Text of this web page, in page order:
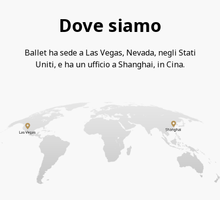
Dove siamo
Ballet ha sede a Las Vegas, Nevada, negli Stati
Uniti, e ha un ufficio a Shanghai, in Cina.